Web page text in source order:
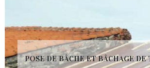
POSE DE BÂCHE ET BÂCHAGE DE